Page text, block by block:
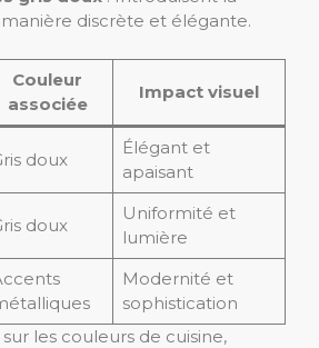
discrète et élégante.
Couleur
associée
Impact visuel
doux
Élégant et
apaisant
doux
Uniformité et
lumière
Modernité et
sophistication
sur les couleurs de cuisine,